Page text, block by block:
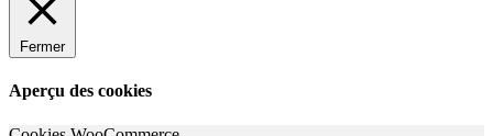
Fermer
Aperçu des cookies